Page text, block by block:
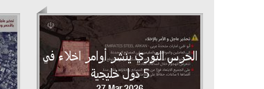
الحرس الثوري ينشر أوامر اخلاء في
5 دول خليجية